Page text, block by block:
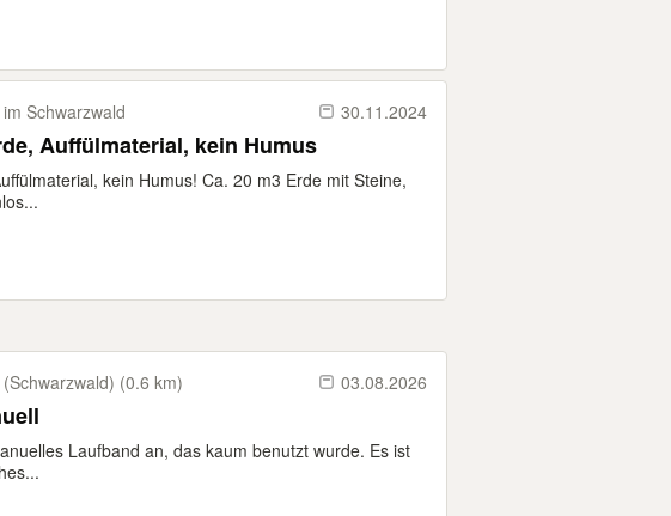
Schwarzwald 30.11.2024
Auffülmaterial, kein Humus
kein Humus! Ca. 20 m3 Erde mit Steine,
(0.6 km) 03.08.2026
Laufband an, das kaum benutzt wurde. Es ist